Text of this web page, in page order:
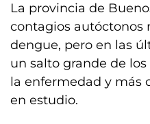
La provincia de
contagios autóctonos
dengue, pero en las
un salto grande de
la enfermedad y más
en estudio.